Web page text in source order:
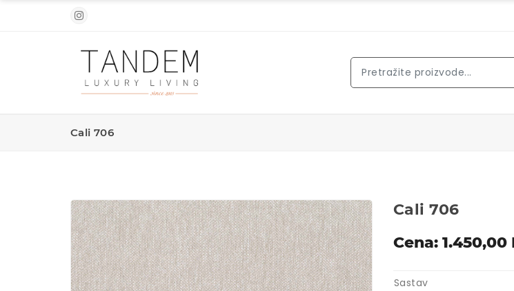
Cali 706
Cali 706
Cena: 1.450,00
Sastav